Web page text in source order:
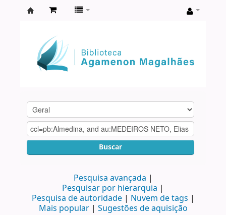
Agamenon
Magalhães
Buscar
Pesquisa avançada
Pesquisar por hierarquia
Pesquisa de autoridade
Nuvem de tags
Mais popular
Sugestões de aquisição